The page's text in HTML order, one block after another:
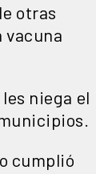
otras
vacuna
niega el
cumplió